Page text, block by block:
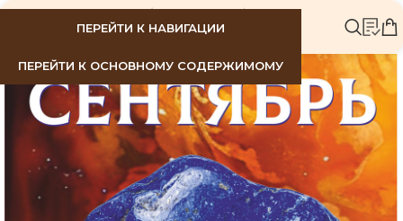
ПЕРЕЙТИ К НАВИГАЦИИ
ПЕРЕЙТИ К ОСНОВНОМУ СОДЕРЖИМОМУ